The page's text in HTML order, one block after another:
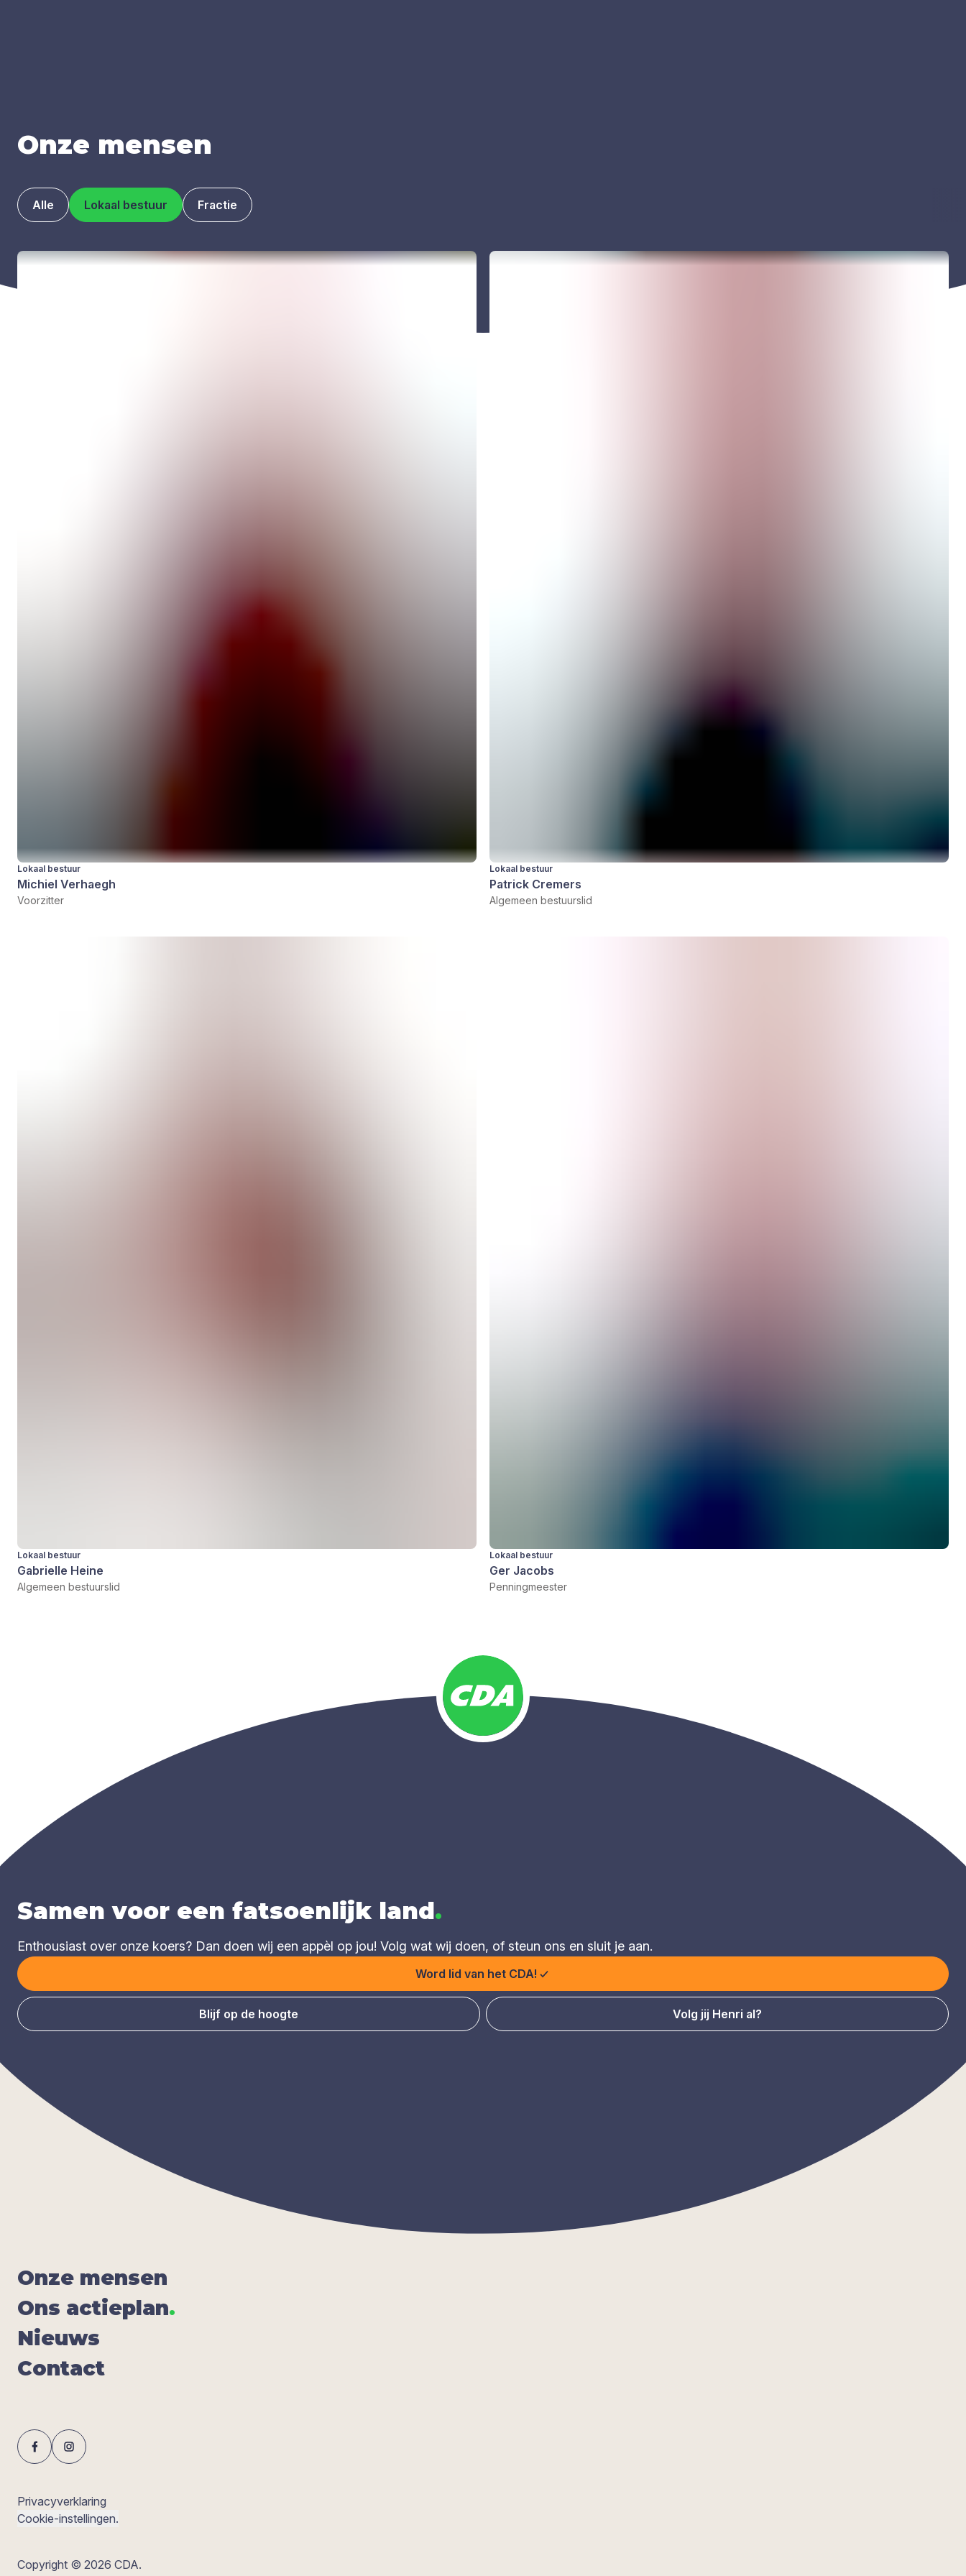
Onze men­sen
Alle Lokaal bestuur Fractie
Lokaal bestuur
Michiel Verhaegh
Voorzitter
Lokaal bestuur
Patrick Cremers
Algemeen bestuurslid
Lokaal bestuur
Gabrielle Heine
Algemeen bestuurslid
Lokaal bestuur
Ger Jacobs
Penningmeester
Samen voor een fatsoenlijk land.
Enthousiast over onze koers? Dan doen wij een appèl op jou! Volg wat wij doen, of steun ons en sluit je aan.
Word lid van het CDA!
Blijf op de hoogte Volg jij Henri al?
Onze men­sen
Ons actie­plan.
Nieuws
Con­tact
Privacyverklaring
Cookie-instellingen.
Copyright © 2026 CDA.